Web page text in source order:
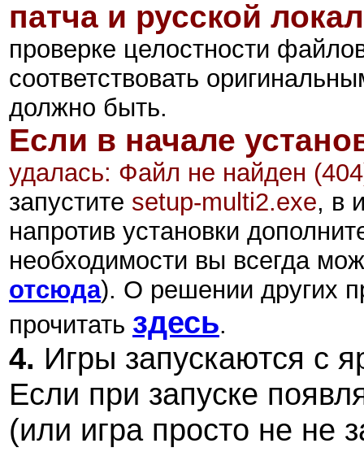
патча и русской
проверке целостности
соответствовать
должно быть.
Если в начале
удалась: Файл не найден
запустите setup-multi2.exe, в
напротив установки
необходимости вы всегда
отсюда). О решении других
прочитать здесь.
4. Игры запускаются с
Если при запуске
(или игра просто не не